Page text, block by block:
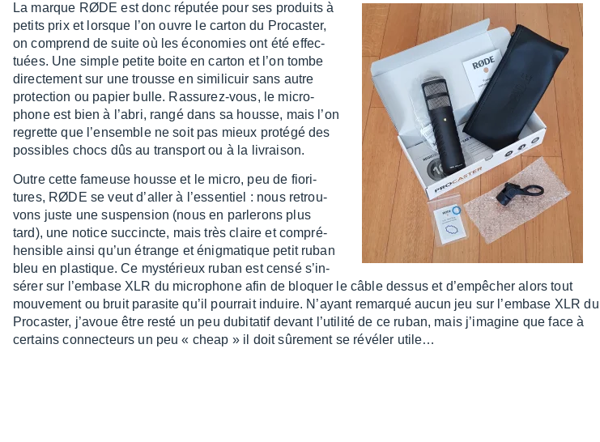
La marque RØDE est donc répu­tée pour ses produits à
petits prix et lorsque l’on ouvre le carton du Procas­ter,
on comprend de suite où les écono­mies ont été effec­
tuées. Une simple petite boite en carton et l’on tombe
direc­te­ment sur une trousse en simi­li­cuir sans autre
protec­tion ou papier bulle. Rassu­rez-vous, le micro­
phone est bien à l’abri, rangé dans sa housse, mais l’on
regrette que l’en­semble ne soit pas mieux protégé des
possibles chocs dûs au trans­port ou à la livrai­son.
Outre cette fameuse housse et le micro, peu de fiori­
tures, RØDE se veut d’al­ler à l’es­sen­tiel : nous retrou­
vons juste une suspen­sion (nous en parle­rons plus
tard), une notice succincte, mais très claire et compré­
hen­sible ainsi qu’un étrange et énig­ma­tique petit ruban
bleu en plas­tique. Ce mysté­rieux ruban est censé s’in­
sé­rer sur l’em­base XLR du micro­phone afin de bloquer le câble dessus et d’em­pê­cher alors tout
mouve­ment ou bruit para­site qu’il pour­rait induire. N’ayant remarqué aucun jeu sur l’em­base XLR du
Procas­ter, j’avoue être resté un peu dubi­ta­tif devant l’uti­lité de ce ruban, mais j’ima­gine que face à
certains connec­teurs un peu « cheap » il doit sûre­ment se révé­ler utile…